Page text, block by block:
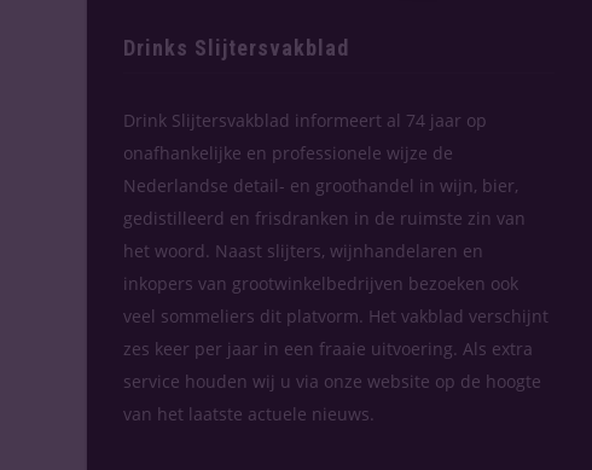
Drinks Slijtersvakblad
Drink Slijtersvakblad informeert al 74 jaar op
onafhankelijke en professionele wijze de
Nederlandse detail- en groothandel in wijn, bier,
gedistilleerd en frisdranken in de ruimste zin van
het woord. Naast slijters, wijnhandelaren en
inkopers van grootwinkelbedrijven bezoeken ook
veel sommeliers dit platvorm. Het vakblad verschijnt
zes keer per jaar in een fraaie uitvoering. Als extra
service houden wij u via onze website op de hoogte
van het laatste actuele nieuws.